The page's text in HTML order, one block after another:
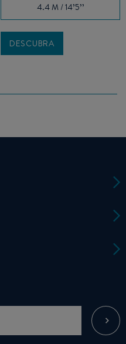
4.4 M / 14’5’’
DESCUBRA